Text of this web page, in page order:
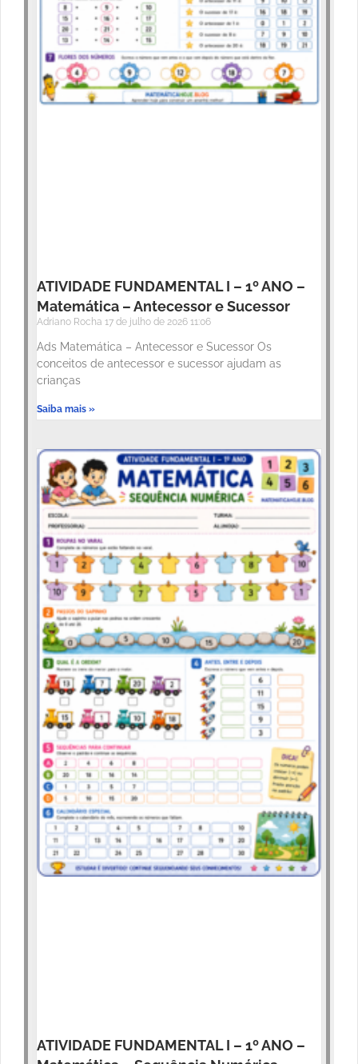
ATIVIDADE FUNDAMENTAL I – 1º ANO –
Matemática – Antecessor e Sucessor
Adriano Rocha 17 de julho de 2026 11:06
Ads Matemática – Antecessor e Sucessor Os
conceitos de antecessor e sucessor ajudam as
crianças
Saiba mais »
ATIVIDADE FUNDAMENTAL I – 1º ANO –